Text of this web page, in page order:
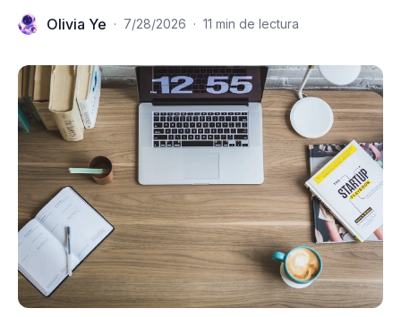
Olivia Ye · 7/28/2026 · 11 min de lectura